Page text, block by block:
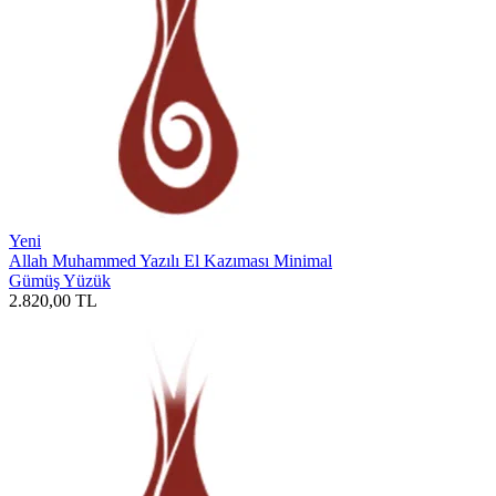
Yeni
Allah Muhammed Yazılı El Kazıması Minimal
Gümüş Yüzük
2.820,00 TL